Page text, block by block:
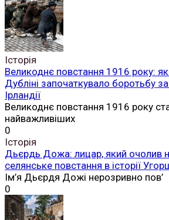
Історія
Великоднє повстання 1916 року:
Дубліні започаткувало боротьбу
Ірландії
Великоднє повстання 1916 року
найважливіших
0
Історія
Дьєрдь Дожа: лицар, який очолив
селянське повстання в історії
Ім’я Дьєрдя Дожі нерозривно пов’
0